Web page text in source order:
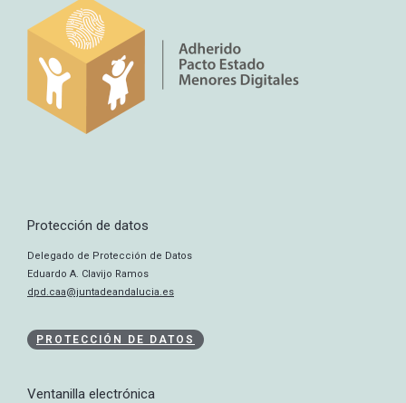
Protección de datos
Delegado de Protección de Datos
Eduardo A. Clavijo Ramos
dpd.caa@juntadeandalucia.es
PROTECCIÓN DE DATOS
Ventanilla electrónica